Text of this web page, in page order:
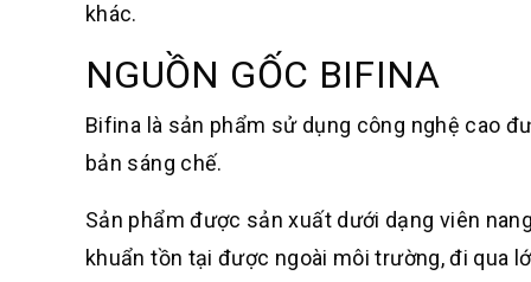
khác.
NGUỒN GỐC BIFINA
Bifina là sản phẩm sử dụng công nghệ cao
bản sáng chế.
Sản phẩm được sản xuất dưới dạng viên
khuẩn tồn tại được ngoài môi trường, đi qua